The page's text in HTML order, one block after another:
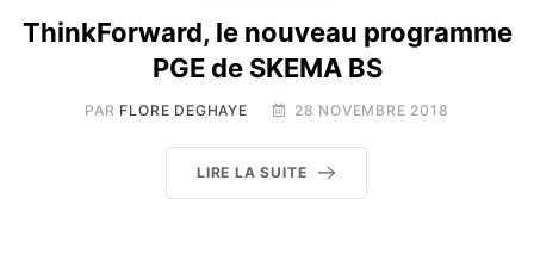
ThinkForward, le nouveau programme
PGE de SKEMA BS
PAR FLORE DEGHAYE 28 NOVEMBRE 2018
LIRE LA SUITE